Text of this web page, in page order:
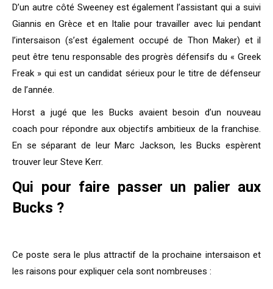
D’un autre côté Sweeney est également l’assistant qui a suivi
Giannis en Grèce et en Italie pour travailler avec lui pendant
l’intersaison (s’est également occupé de Thon Maker) et il
peut être tenu responsable des progrès défensifs du « Greek
Freak » qui est un candidat sérieux pour le titre de défenseur
de l’année.
Horst a jugé que les Bucks avaient besoin d’un nouveau
coach pour répondre aux objectifs ambitieux de la franchise.
En se séparant de leur Marc Jackson, les Bucks espèrent
trouver leur Steve Kerr.
Qui pour faire passer un palier aux
Bucks ?
Ce poste sera le plus attractif de la prochaine intersaison et
les raisons pour expliquer cela sont nombreuses :